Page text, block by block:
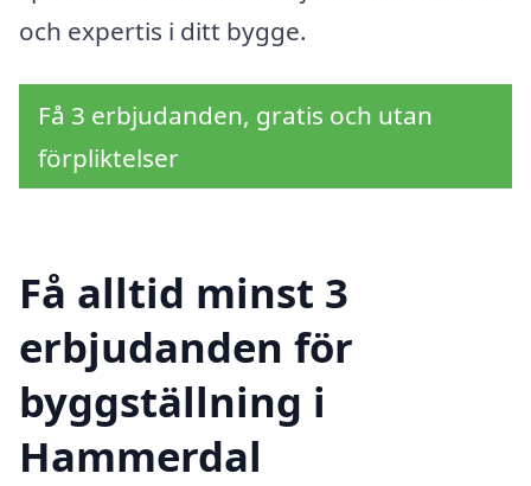
och expertis i ditt bygge.
Få 3 erbjudanden, gratis och utan
förpliktelser
Få alltid minst 3
erbjudanden för
byggställning i
Hammerdal